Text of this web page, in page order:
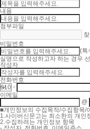
내용
첨부파일
비밀번호
(특
실명으로 작성하고자 하는 경우
작성자
전화번호
-
이메일
@
■개인정보의 수집목적/수집항목/
1. 사이버신문고는 최소한의 개인
2. 수집하려는 개인정보 항목